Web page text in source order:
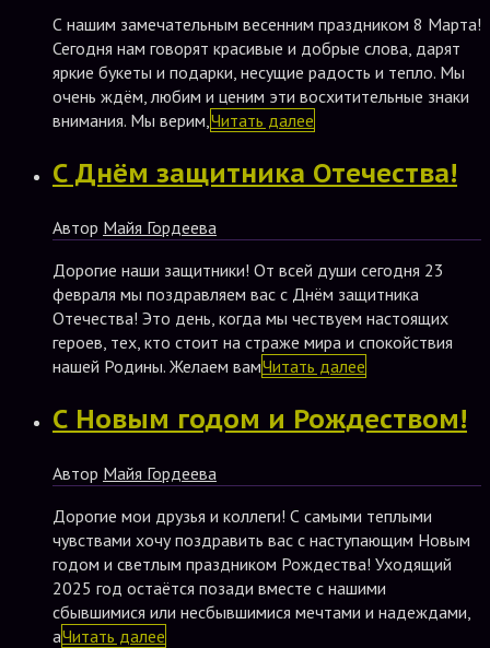
С нашим замечательным весенним праздником 8 Марта!
Сегодня нам говорят красивые и добрые слова, дарят
яркие букеты и подарки, несущие радость и тепло. Мы
очень ждём, любим и ценим эти восхитительные знаки
внимания. Мы верим,Читать далее
С Днём защитника Отечества!
Автор Майя Гордеева
Дорогие наши защитники! От всей души сегодня 23
февраля мы поздравляем вас с Днём защитника
Отечества! Это день, когда мы чествуем настоящих
героев, тех, кто стоит на страже мира и спокойствия
нашей Родины. Желаем вамЧитать далее
С Новым годом и Рождеством!
Автор Майя Гордеева
Дорогие мои друзья и коллеги! С самыми теплыми
чувствами хочу поздравить вас с наступающим Новым
годом и светлым праздником Рождества! Уходящий
2025 год остаётся позади вместе с нашими
сбывшимися или несбывшимися мечтами и надеждами,
аЧитать далее